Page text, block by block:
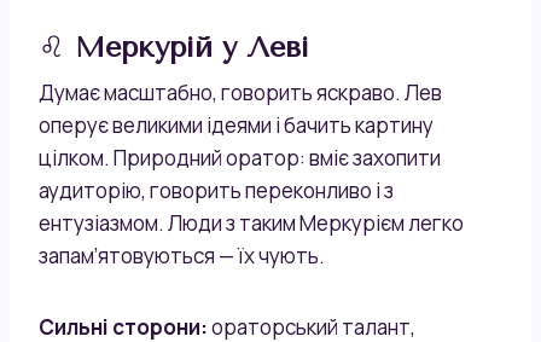
♌ Меркурій у Леві
Думає масштабно, говорить яскраво. Лев
оперує великими ідеями і бачить картину
цілком. Природний оратор: вміє захопити
аудиторію, говорить переконливо і з
ентузіазмом. Люди з таким Меркурієм легко
запам’ятовуються — їх чують.
Сильні сторони:ораторський талант,